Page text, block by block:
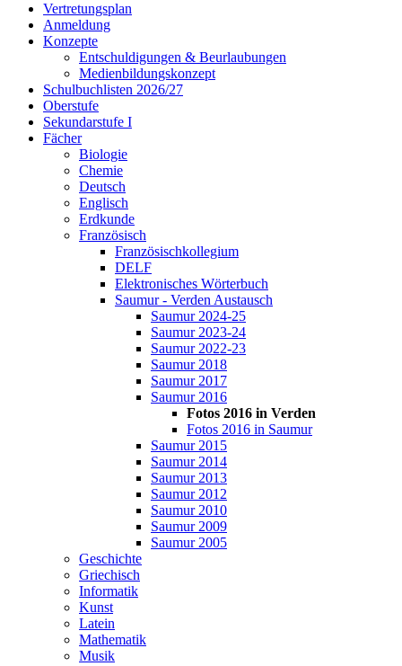
Vertretungsplan
Anmeldung
Konzepte
Entschuldigungen & Beurlaubungen
Medienbildungskonzept
Schulbuchlisten 2026/27
Oberstufe
Sekundarstufe I
Fächer
Biologie
Chemie
Deutsch
Englisch
Erdkunde
Französisch
Französischkollegium
DELF
Elektronisches Wörterbuch
Saumur - Verden Austausch
Saumur 2024-25
Saumur 2023-24
Saumur 2022-23
Saumur 2018
Saumur 2017
Saumur 2016
Fotos 2016 in Verden
Fotos 2016 in Saumur
Saumur 2015
Saumur 2014
Saumur 2013
Saumur 2012
Saumur 2010
Saumur 2009
Saumur 2005
Geschichte
Griechisch
Informatik
Kunst
Latein
Mathematik
Musik